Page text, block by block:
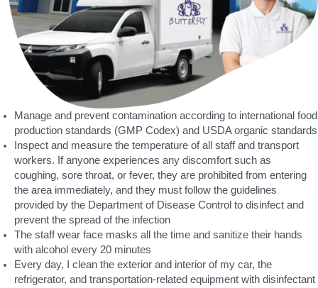
Manage and prevent contamination according to international food
production standards (GMP Codex) and USDA organic standards
Inspect and measure the temperature of all staff and transport
workers. If anyone experiences any discomfort such as
coughing, sore throat, or fever, they are prohibited from entering
the area immediately, and they must follow the guidelines
provided by the Department of Disease Control to disinfect and
prevent the spread of the infection
The staff wear face masks all the time and sanitize their hands
with alcohol every 20 minutes
Every day, I clean the exterior and interior of my car, the
refrigerator, and transportation-related equipment with disinfectant